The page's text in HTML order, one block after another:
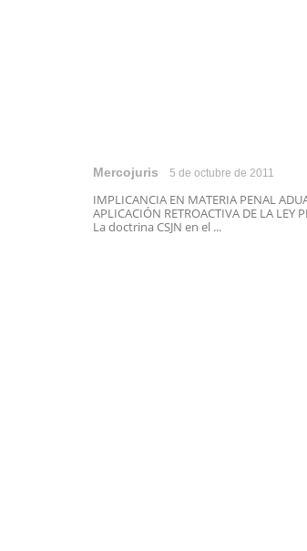
Mercojuris 5 de octubre de 2011
IMPLICANCIA EN MATERIA PENAL
APLICACIÓN RETROACTIVA DE LA LEY
La doctrina CSJN en el ...